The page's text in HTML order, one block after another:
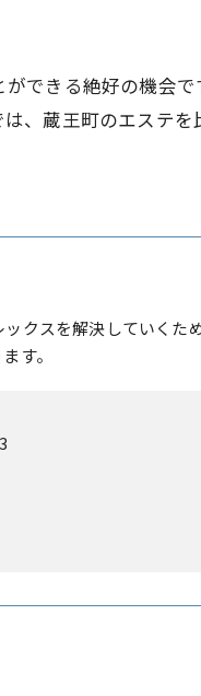
できる絶好の機会で
、蔵王町のエステ
クスを解決していくた
す。